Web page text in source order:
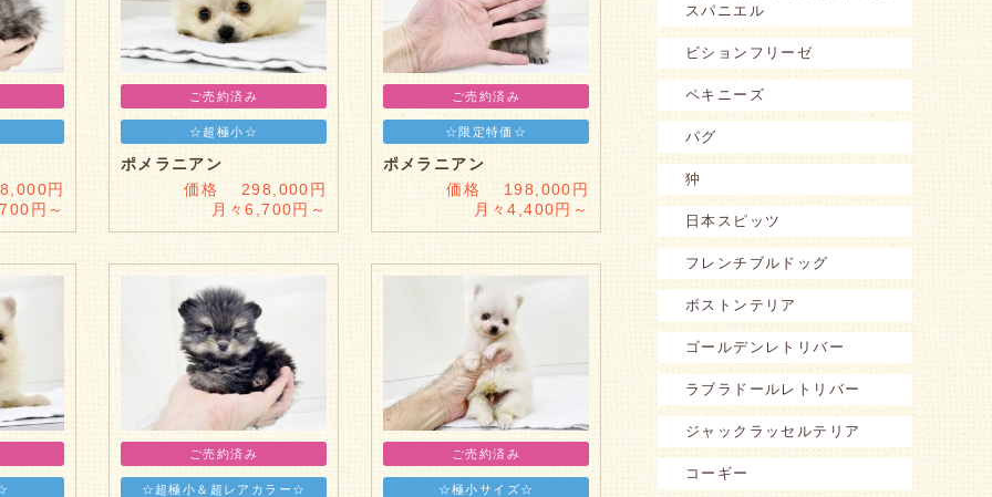
円
円～
ご売約済み
☆超極小☆
ポメラニアン
価格 298,000円
月々6,700円～
ご売約済み
☆限定特価☆
ポメラニアン
価格 198,000円
月々4,400円～
ご売約済み
☆超極小＆超レアカラー☆
ご売約済み
☆極小サイズ☆
スパニエル
ビションフリーゼ
ペキニーズ
パグ
狆
日本スピッツ
フレンチブルドッグ
ボストンテリア
ゴールデンレトリバー
ラブラドールレトリバー
ジャックラッセルテリア
コーギー